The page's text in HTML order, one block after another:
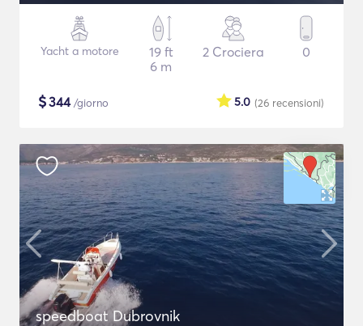
Yacht a motore
19 ft
6 m
2 Crociera 0
$344/giorno (26 recensioni)
5.0
speedboat Dubrovnik